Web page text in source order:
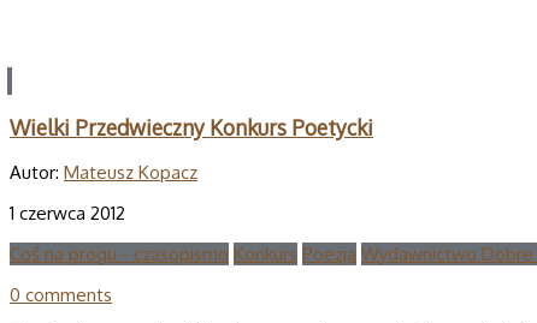
Wielki Przedwieczny Konkurs Poetycki
Autor: Mateusz Kopacz
1 czerwca 2012
Coś na progu - czasopismo Konkurs Poezja Wydawnictwo Dobre
0 comments